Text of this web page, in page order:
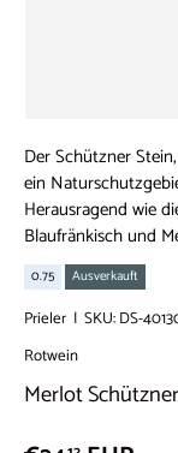
Der Schützner
ein
Herausragend wie
Blaufränkisch und
0.75 Ausverkauft
Prieler | SKU:DS-
Rotwein
Merlot